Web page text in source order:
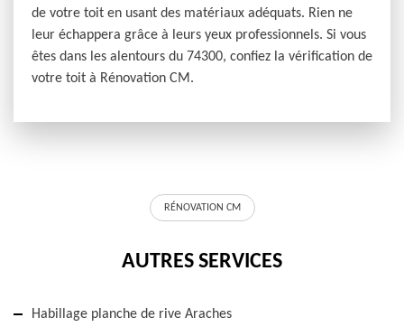
de votre toit en usant des matériaux adéquats. Rien ne
leur échappera grâce à leurs yeux professionnels. Si vous
êtes dans les alentours du 74300, confiez la vérification de
votre toit à Rénovation CM.
RÉNOVATION CM
AUTRES SERVICES
Habillage planche de rive Araches